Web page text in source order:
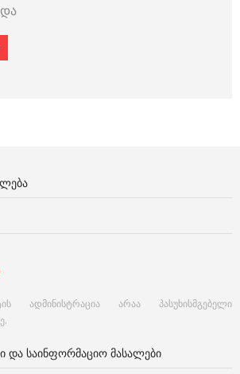
ადმინისტრაცია არაა პასუხისმგებელი
ᲓᲐ ᲡᲐᲘᲜᲤᲝᲠᲛᲐᲪᲘᲝ ᲛᲐᲡᲐᲚᲔᲑᲘ